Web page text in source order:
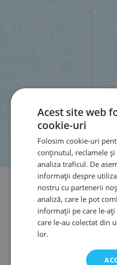
Acest site web
cookie-uri
Folosim cookie-uri
conținutul, reclamele
analiza traficul. De
informații despre
nostru cu partenerii
analiză, care le pot
informații pe care le-
care le-au colectat din
lor.